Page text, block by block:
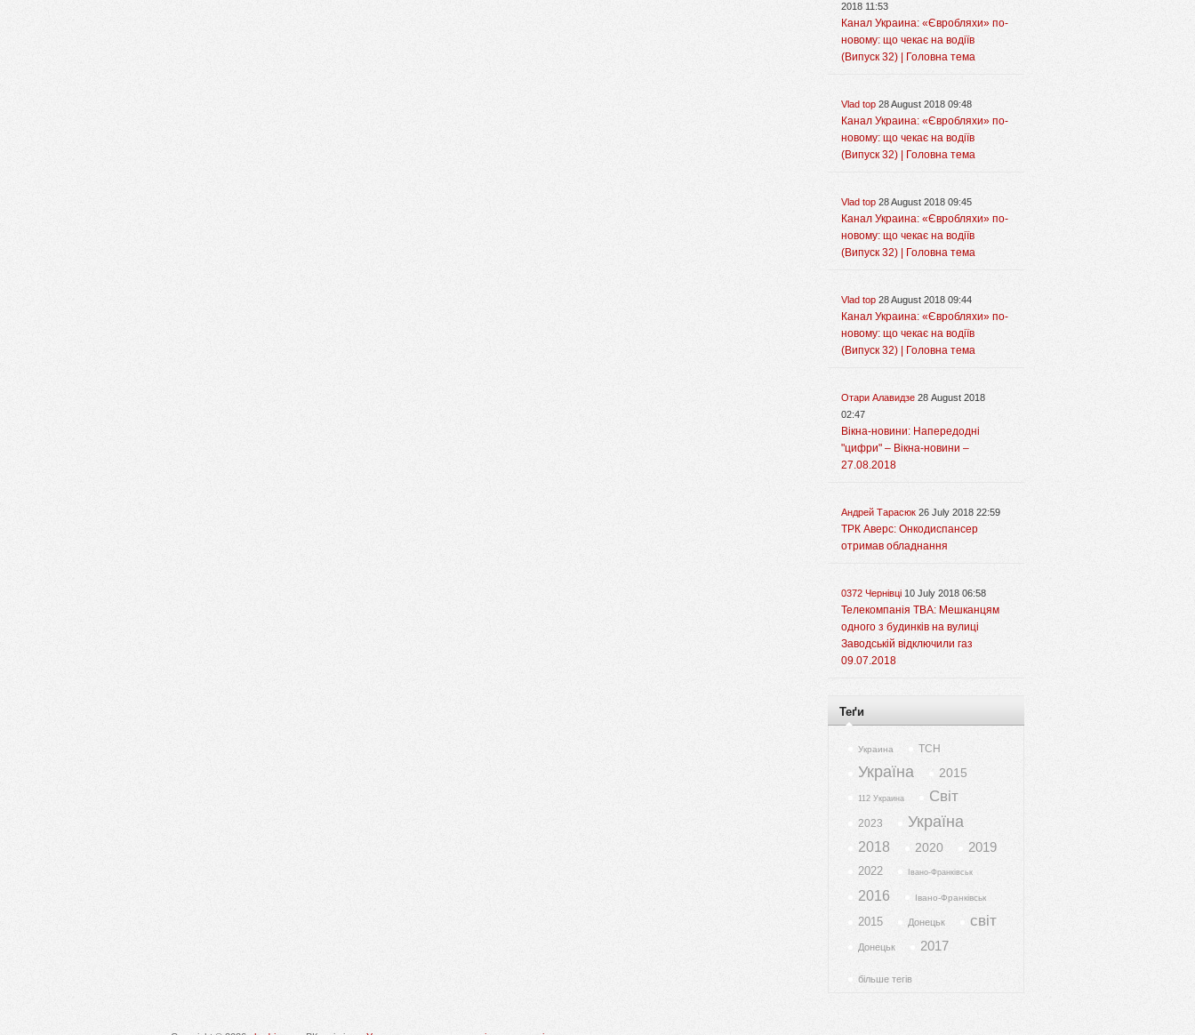
2018 11:53
Канал Украина: «Євробляхи» по-
новому: що чекає на водіїв
(Випуск 32) | Головна тема
Vlad top 28 August 2018 09:48
Канал Украина: «Євробляхи» по-
новому: що чекає на водіїв
(Випуск 32) | Головна тема
Vlad top 28 August 2018 09:45
Канал Украина: «Євробляхи» по-
новому: що чекає на водіїв
(Випуск 32) | Головна тема
Vlad top 28 August 2018 09:44
Канал Украина: «Євробляхи» по-
новому: що чекає на водіїв
(Випуск 32) | Головна тема
Отари Алавидзе 28 August 2018
02:47
Вікна-новини: Напередодні
"цифри" – Вікна-новини –
27.08.2018
Андрей Тарасюк 26 July 2018 22:59
ТРК Аверс: Онкодиспансер
отримав обладнання
0372 Чернівці 10 July 2018 06:58
Телекомпанія ТВА: Мешканцям
одного з будинків на вулиці
Заводській відключили газ
09.07.2018
Теґи
Украина ТСН
Україна 2015
112 Украина Світ
2023 Україна
2018 2020 2019
2022 Івано-Франківськ
2016 Івано-Франківськ
2015 Донецьк світ
Донецьк 2017
більше тегів